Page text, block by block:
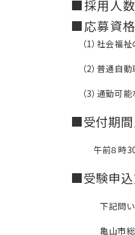
■採用人
■応募資
（1）社会福
（2）普通自
（3）通勤可
■受付期間
午前８時
■受験申
下記問い合わ
亀山市総合